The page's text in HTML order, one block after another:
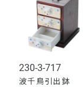
230-3-717
波千鳥引出鉢